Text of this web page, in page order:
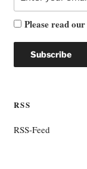
Please read our
RSS
RSS-Feed